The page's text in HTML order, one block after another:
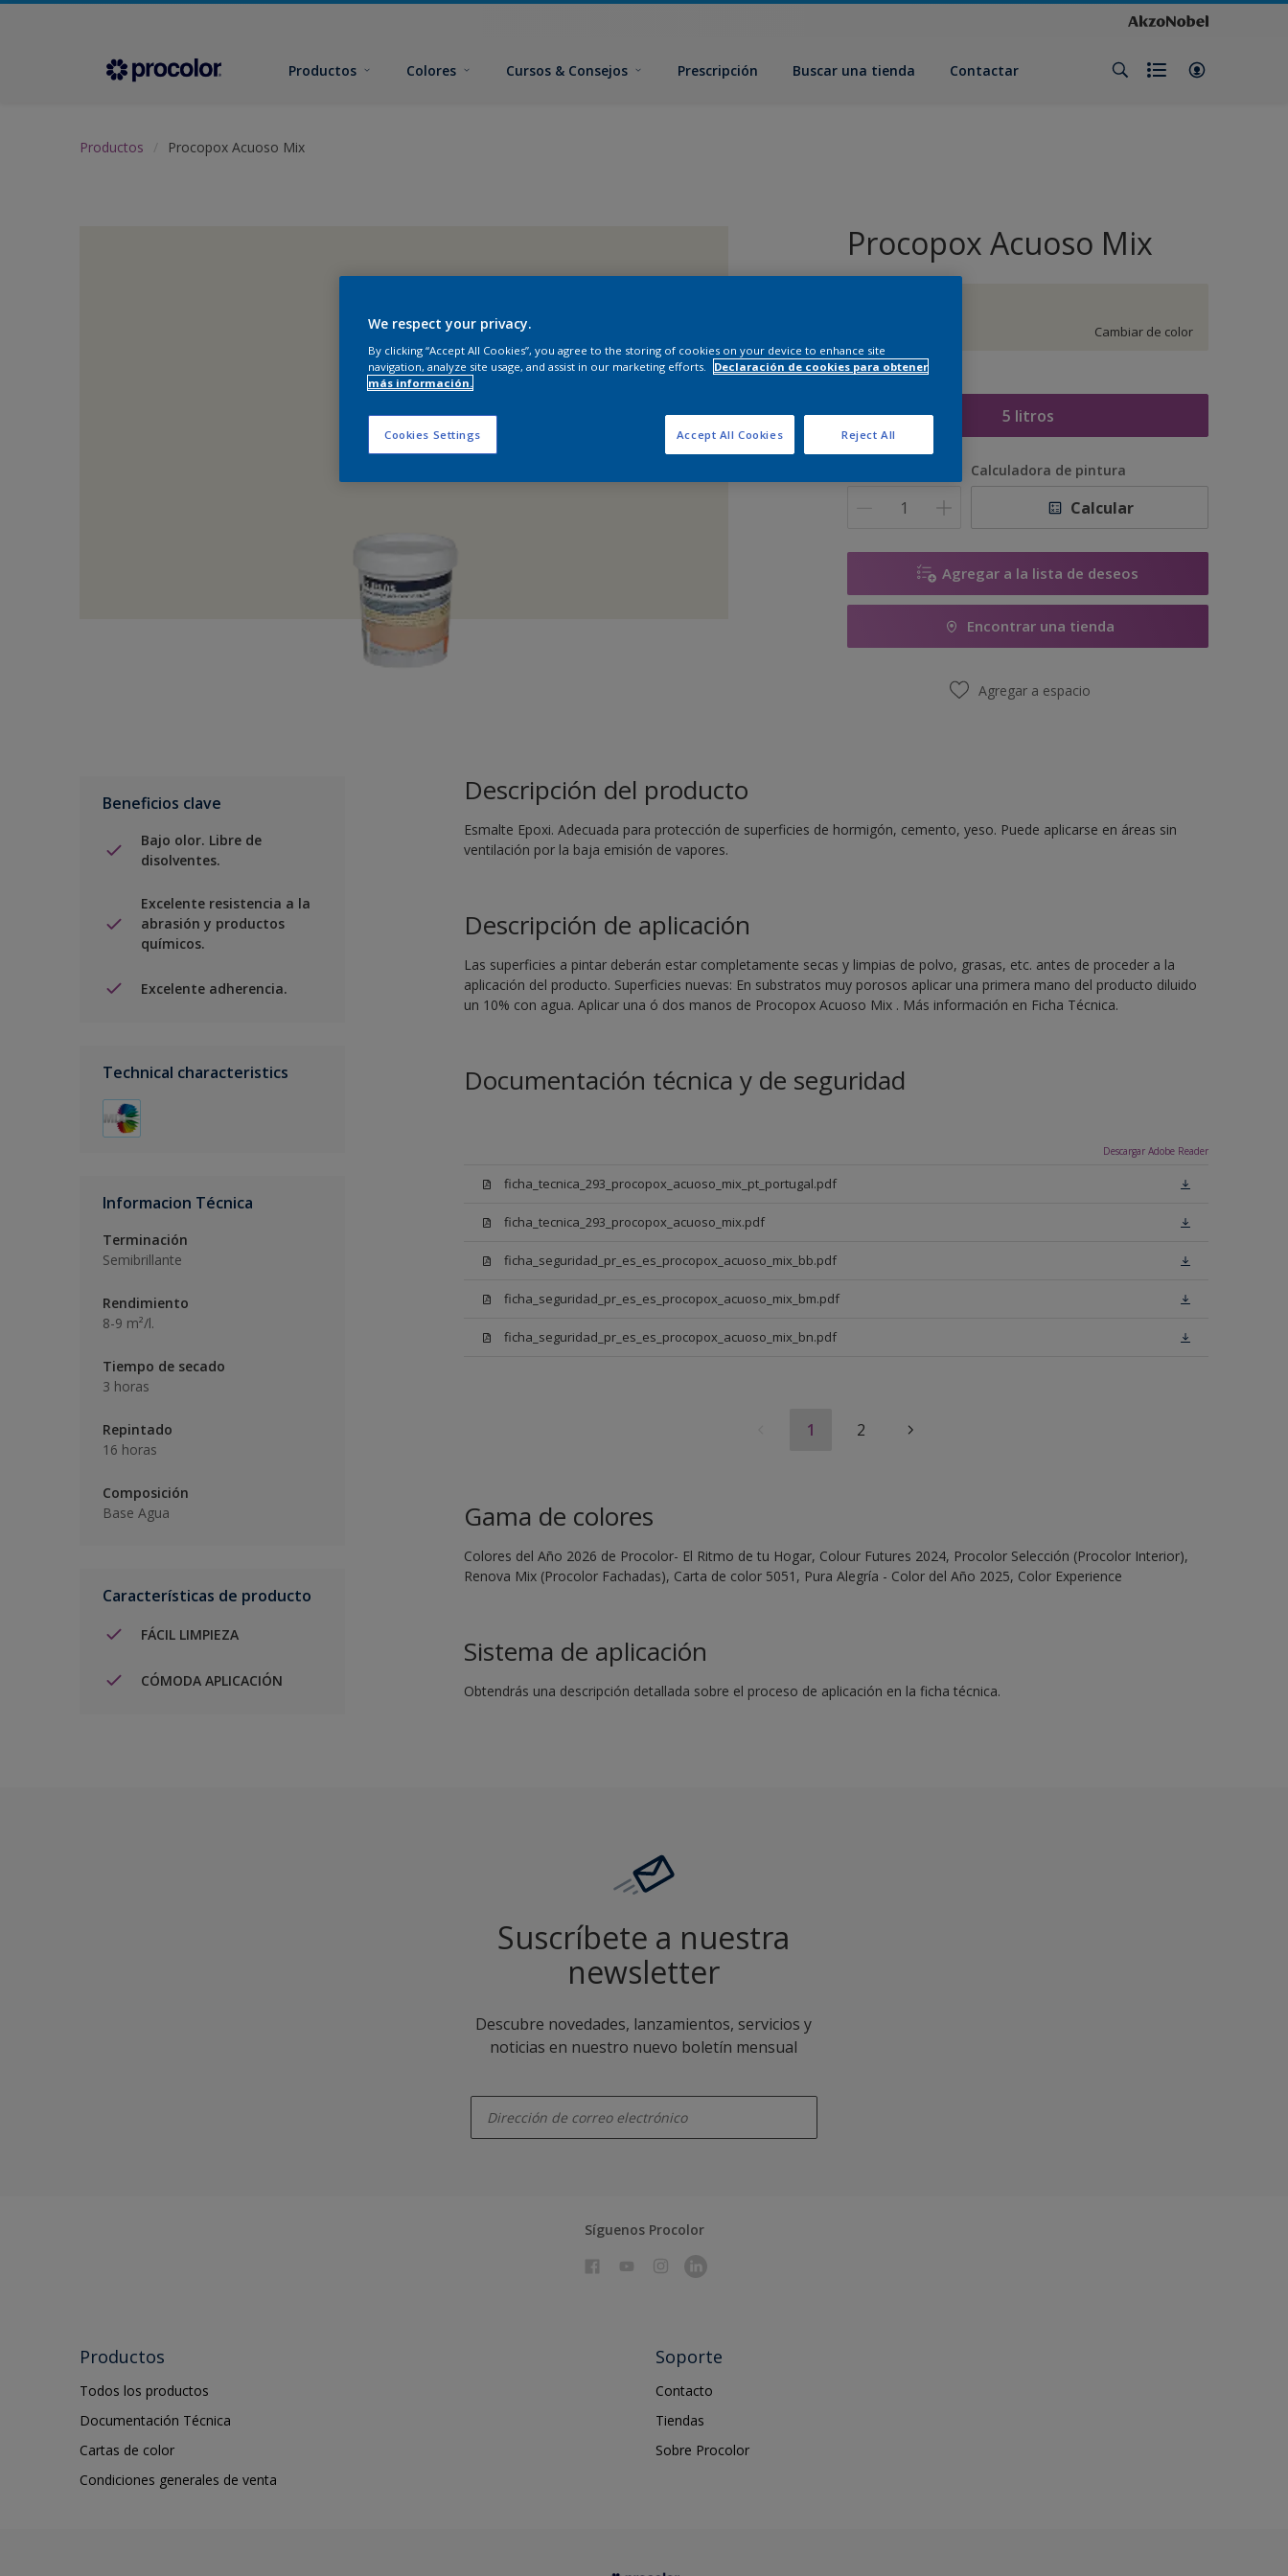
Productos Colores Cursos & Consejos Prescripción Buscar una tienda Contactar
Productos Procopox Acuoso Mix
Procopox Acuoso Mix
Cambiar de color
5 litros
Calculadora de pintura
Calcular
Agregar a la lista de deseos
Encontrar una tienda
Agregar a espacio
Beneficios clave
Bajo olor. Libre de
disolventes.
Excelente resistencia a la
abrasión y productos
químicos.
Excelente adherencia.
Technical characteristics
Informacion Técnica
Terminación
Semibrillante
Rendimiento
8-9 m²/l.
Tiempo de secado
3 horas
Repintado
16 horas
Composición
Base Agua
Características de producto
FÁCIL LIMPIEZA
CÓMODA APLICACIÓN
Descripción del producto
Esmalte Epoxi. Adecuada para protección de superficies de hormigón, cemento, yeso. Puede aplicarse en áreas sin
ventilación por la baja emisión de vapores.
Descripción de aplicación
Las superficies a pintar deberán estar completamente secas y limpias de polvo, grasas, etc. antes de proceder a la
aplicación del producto. Superficies nuevas: En substratos muy porosos aplicar una primera mano del producto diluido
un 10% con agua. Aplicar una ó dos manos de Procopox Acuoso Mix . Más información en Ficha Técnica.
Documentación técnica y de seguridad
Descargar Adobe Reader
ficha_tecnica_293_procopox_acuoso_mix_pt_portugal.pdf
ficha_tecnica_293_procopox_acuoso_mix.pdf
ficha_seguridad_pr_es_es_procopox_acuoso_mix_bb.pdf
ficha_seguridad_pr_es_es_procopox_acuoso_mix_bm.pdf
ficha_seguridad_pr_es_es_procopox_acuoso_mix_bn.pdf
1 2
Gama de colores
Colores del Año 2026 de Procolor- El Ritmo de tu Hogar, Colour Futures 2024, Procolor Selección (Procolor Interior),
Renova Mix (Procolor Fachadas), Carta de color 5051, Pura Alegría - Color del Año 2025, Color Experience
Sistema de aplicación
Obtendrás una descripción detallada sobre el proceso de aplicación en la ficha técnica.
Suscríbete a nuestra
newsletter
Descubre novedades, lanzamientos, servicios y
noticias en nuestro nuevo boletín mensual
Síguenos Procolor
Productos
Todos los productos
Documentación Técnica
Cartas de color
Condiciones generales de venta
Soporte
Contacto
Tiendas
Sobre Procolor
We respect your privacy.
By clicking “Accept All Cookies”, you agree to the storing of cookies on your device to enhance site
navigation, analyze site usage, and assist in our marketing efforts.
Declaración de cookies para obtener
más información.
Cookies Settings Reject All
Accept All Cookies